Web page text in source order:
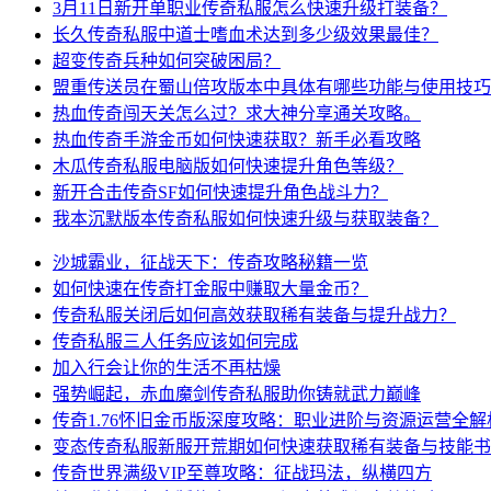
3月11日新开单职业传奇私服怎么快速升级打装备？
长久传奇私服中道士嗜血术达到多少级效果最佳？
超变传奇兵种如何突破困局？
盟重传送员在蜀山倍攻版本中具体有哪些功能与使用技巧
热血传奇闯天关怎么过？求大神分享通关攻略。
热血传奇手游金币如何快速获取？新手必看攻略
木瓜传奇私服电脑版如何快速提升角色等级？
新开合击传奇SF如何快速提升角色战斗力？
我本沉默版本传奇私服如何快速升级与获取装备？
沙城霸业，征战天下：传奇攻略秘籍一览
如何快速在传奇打金服中赚取大量金币？
传奇私服关闭后如何高效获取稀有装备与提升战力？
传奇私服三人任务应该如何完成
加入行会让你的生活不再枯燥
强势崛起，赤血魔剑传奇私服助你铸就武力巅峰
传奇1.76怀旧金币版深度攻略：职业进阶与资源运营全解
变态传奇私服新服开荒期如何快速获取稀有装备与技能书
传奇世界满级VIP至尊攻略：征战玛法，纵横四方